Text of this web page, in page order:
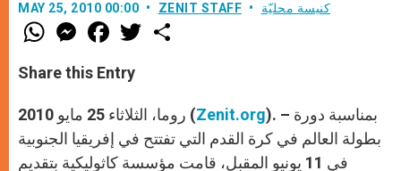
MAY 25, 2010 00:00 ZENIT STAFF كنيسة محليّة
W
h
t
s
p
p
M
e
s
e
g
e
r
F
a
e
b
o
k
w
r
Share this Entry
روما، الثلاثاء 25 مايو 2010 (Zenit.org). – بمناسبة دورة
بطولة العالم في كرة القدم التي تفتتح في إفريقيا الجنوبية
في 11 يونيو المقبل، قامت مؤسسة كاثوليكية بتقديم